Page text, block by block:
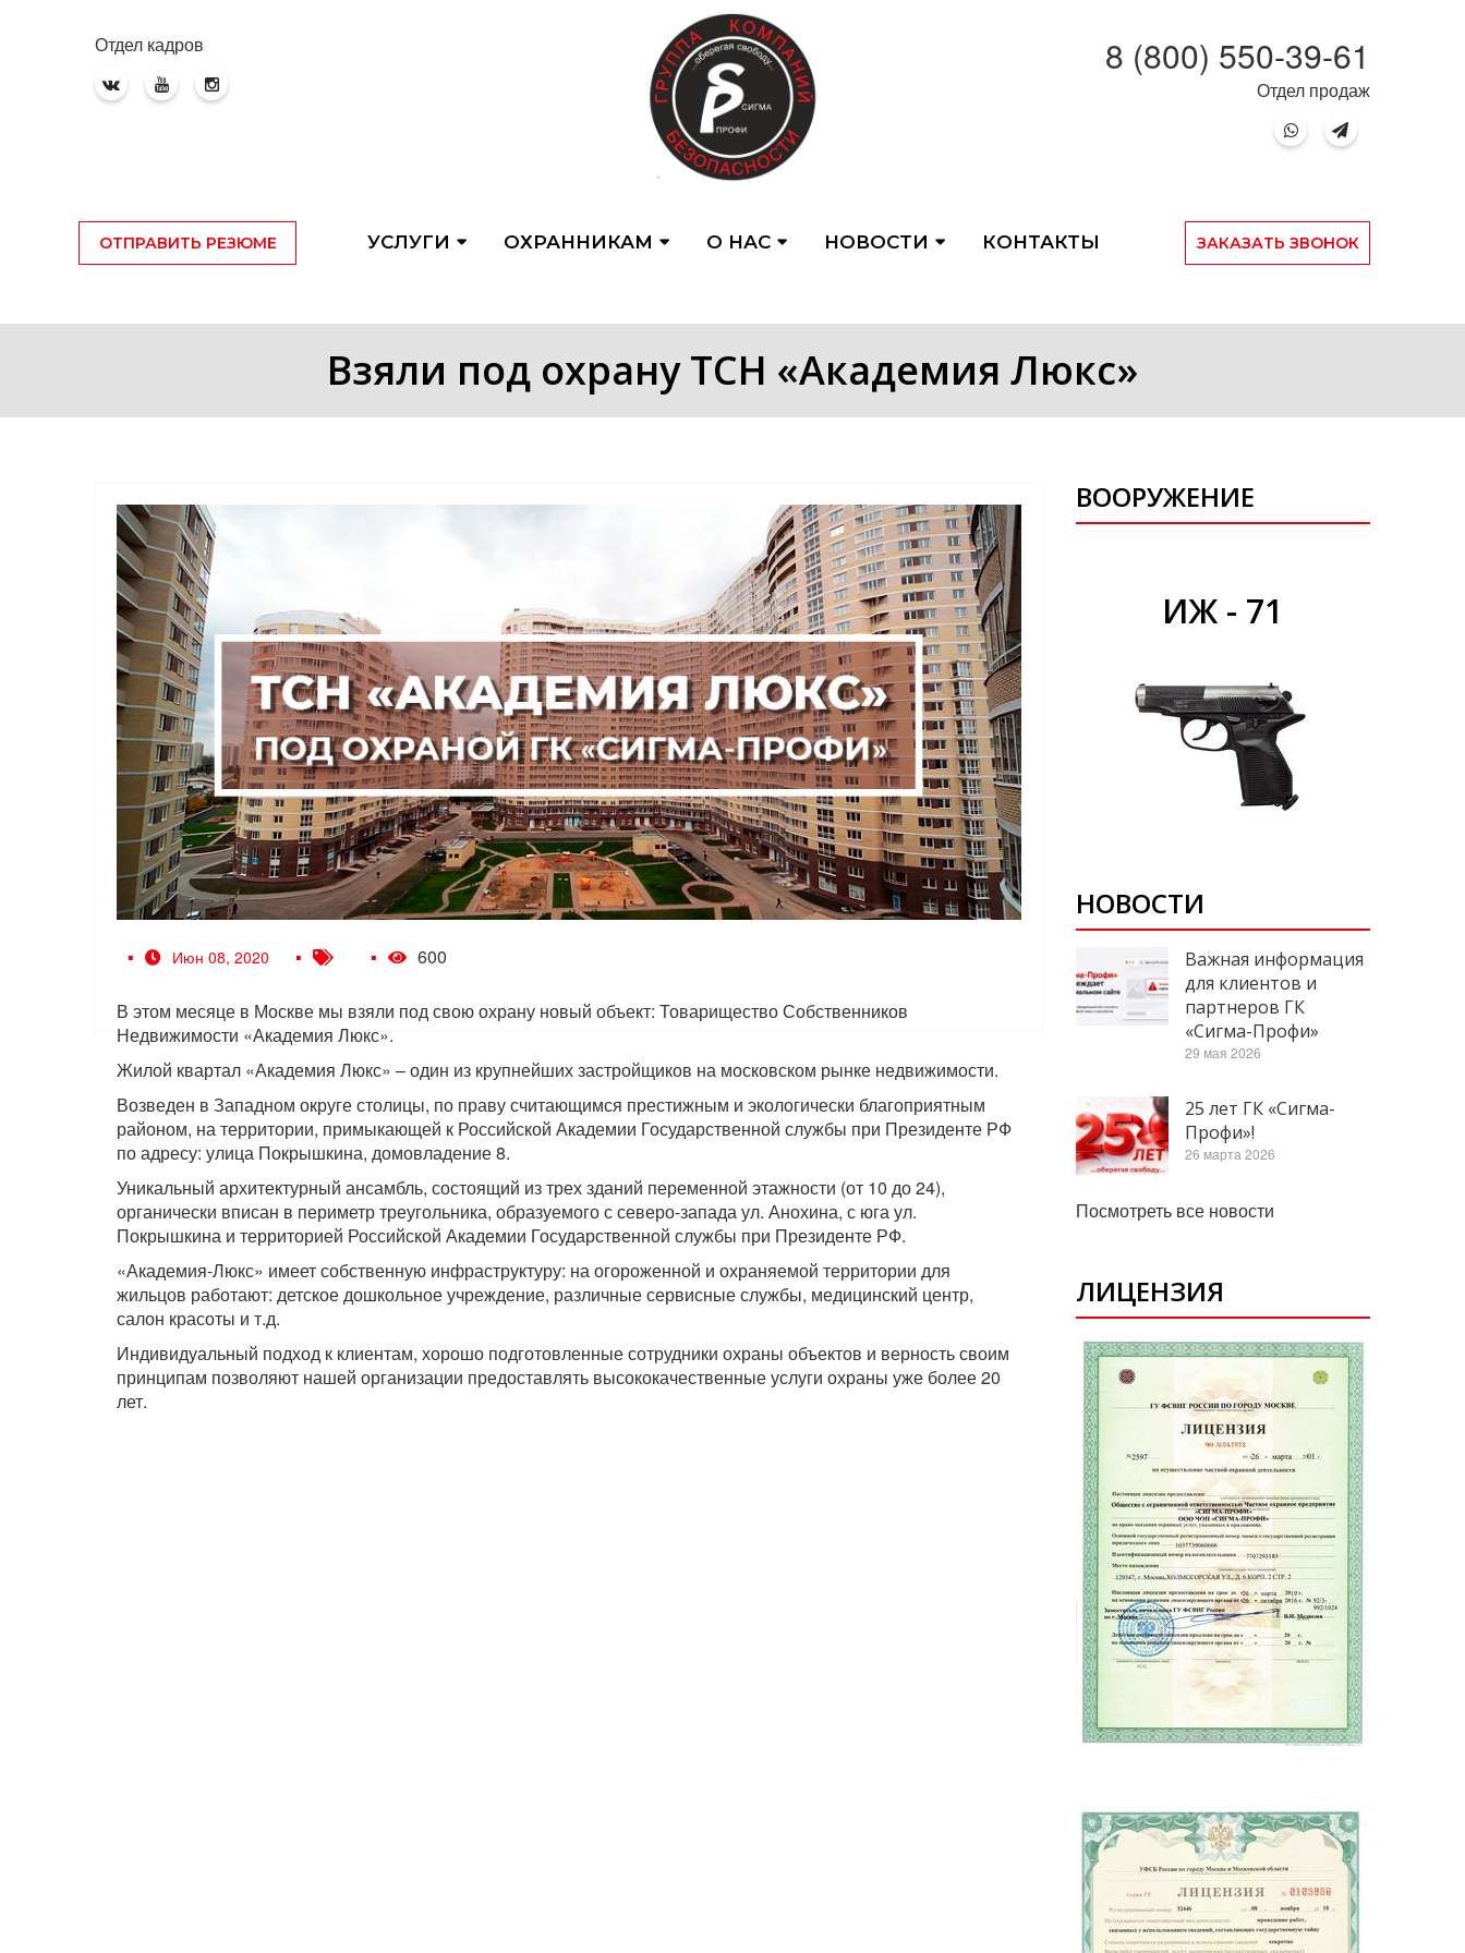
Отдел кадров 8 (800) 550-39-61
Отдел продаж
ОТПРАВИТЬ РЕЗЮМЕ УСЛУГИ ОХРАННИКАМ О НАС НОВОСТИ КОНТАКТЫ ЗАКАЗАТЬ ЗВОНОК
Взяли под охрану ТСН «Академия Люкс»
Июн 08, 2020 600
В этом месяце в Москве мы взяли под свою охрану новый объект: Товарищество Собственников
Недвижимости «Академия Люкс».
Жилой квартал «Академия Люкс» – один из крупнейших застройщиков на московском рынке недвижимости.
Возведен в Западном округе столицы, по праву считающимся престижным и экологически благоприятным
районом, на территории, примыкающей к Российской Академии Государственной службы при Президенте РФ
по адресу: улица Покрышкина, домовладение 8.
Уникальный архитектурный ансамбль, состоящий из трех зданий переменной этажности (от 10 до 24),
органически вписан в периметр треугольника, образуемого с северо-запада ул. Анохина, с юга ул.
Покрышкина и территорией Российской Академии Государственной службы при Президенте РФ.
«Академия-Люкс» имеет собственную инфраструктуру: на огороженной и охраняемой территории для
жильцов работают: детское дошкольное учреждение, различные сервисные службы, медицинский центр,
салон красоты и т.д.
Индивидуальный подход к клиентам, хорошо подготовленные сотрудники охраны объектов и верность своим
принципам позволяют нашей организации предоставлять высококачественные услуги охраны уже более 20
лет.
ВООРУЖЕНИЕ
ИЖ - 71
НОВОСТИ
Важная информация
для клиентов и
партнеров ГК
«Сигма-Профи»
29 мая 2026
25 лет ГК «Сигма-
Профи»!
26 марта 2026
Посмотреть все новости
ЛИЦЕНЗИЯ